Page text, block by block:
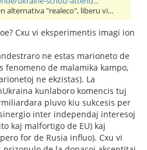
alternativa "realeco", liberu vi...
Cxu vi eksperimentis imagi ion
ne estas marioneto de
fenomeno de malamika kampo,
ne ekzistas). La
kunlaboro komencis tuj
pluvo kiu sukcesis per
inter independaj interesoj
kaj malfortigo de EU) kaj
for de Rusia influo). Cxu vi